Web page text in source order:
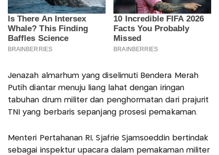
Jenazah almarhum yang diselimuti Bendera Merah
Putih diantar menuju liang lahat dengan iringan
tabuhan drum militer dan penghormatan dari prajurit
TNI yang berbaris sepanjang prosesi pemakaman.
Menteri Pertahanan RI, Sjafrie Sjamsoeddin bertindak
sebagai inspektur upacara dalam pemakaman militer